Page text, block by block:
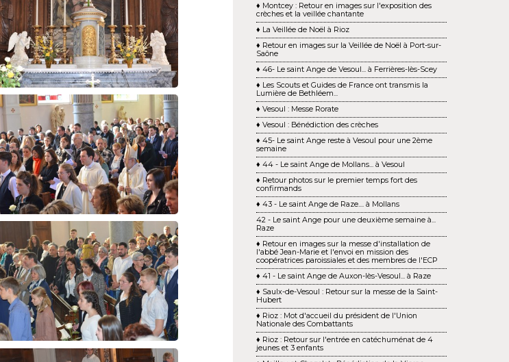
♦ Montcey : Retour en images sur l'exposition des
crèches et la veillée chantante
♦ La Veillée de Noël à Rioz
♦ Retour en images sur la Veillée de Noël à Port-sur-
Saône
♦ 46- Le saint Ange de Vesoul... à Ferrières-lès-Scey
♦ Les Scouts et Guides de France ont transmis la
Lumière de Bethléem...
♦ Vesoul : Messe Rorate
♦ Vesoul : Bénédiction des crèches
♦ 45- Le saint Ange reste à Vesoul pour une 2ème
semaine
♦ 44 - Le saint Ange de Mollans... à Vesoul
♦ Retour photos sur le premier temps fort des
confirmands
♦ 43 - Le saint Ange de Raze.... à Mollans
42 - Le saint Ange pour une deuxième semaine à...
Raze
♦ Retour en images sur la messe d'installation de
l'abbé Jean-Marie et l'envoi en mission des
coopératrices paroissiales et des membres de l'ECP
♦ 41 - Le saint Ange de Auxon-lès-Vesoul... à Raze
♦ Saulx-de-Vesoul : Retour sur la messe de la Saint-
Hubert
♦ Rioz : Mot d'accueil du président de l'Union
Nationale des Combattants
♦ Rioz : Retour sur l'entrée en catéchuménat de 4
jeunes et 3 enfants